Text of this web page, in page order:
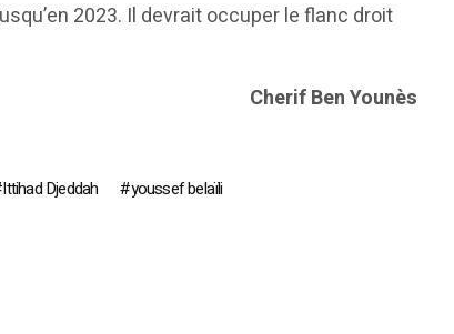
2023. Il devrait occuper le flanc droit
Cherif Ben Younès
Ittihad Djeddah youssef belaïli